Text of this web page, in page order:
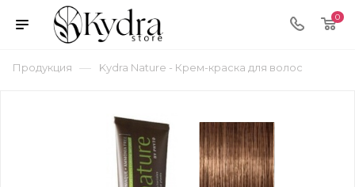
0
Продукция — Kydra Nature - Крем-краска для волос